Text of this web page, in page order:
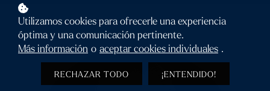
Utilizamos cookies para ofrecerle una experiencia
óptima y una comunicación pertinente.
Más información o aceptar cookies individuales .
RECHAZAR TODO ¡ENTENDIDO!